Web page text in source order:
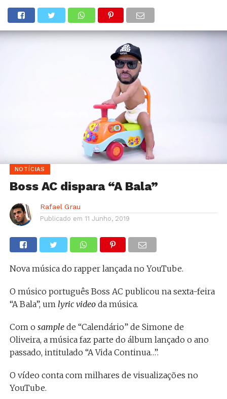
NOTÍCIAS
Boss AC dispara “A Bala”
Rafael Grau
Publicado em 11 Junho, 2019
Nova música do rapper lançada no YouTube.
O músico português Boss AC publicou na sexta-feira
“A Bala”, um lyric videoda música.
Com o sample de “Calendário” de Simone de
Oliveira, a música faz parte do álbum lançado o ano
passado, intitulado “A Vida Continua…”.
O vídeo conta com milhares de visualizações no
YouTube.